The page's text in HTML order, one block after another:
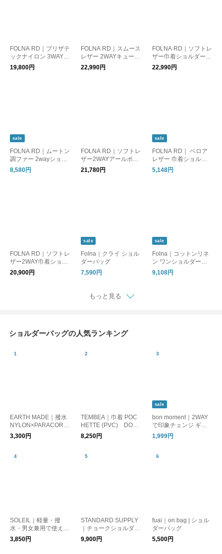
FOLNA RD｜ブリザテ
ックナイロン 3WAYシ
ョルダーバッグ
19,800円
FOLNA RD｜スムース
レザー 2WAYキューブ
ボストンバッグ
22,990円
FOLNA RD｜ソフトレ
ザー巾着ショルダーバ
ッグ
22,990円
sale
FOLNA RD｜ムートン
調ファー 2wayショル
ダーバッグ
8,580円
FOLNA RD｜ソフトレ
ザー2WAYアールボス
トンバッグ
21,780円
sale
FOLNA RD｜ ベロア
レザー 巾着ショルダ
ーバッグ
5,148円
FOLNA RD｜ソフトレ
ザー2WAY巾着ショル
ダーバッグ
20,900円
sale
Folna｜クライ ショル
ダーバッグ
7,590円
sale
Folna｜コットンリネ
ン ワンショルダーバ
ッグ Lサイズ
9,108円
もっと見る
ショルダーバッグの人気ランキング
EARTH MADE｜撥水
NYLON×PARACORD
KINCHAKU
3,300円
TEMBEA｜巾着 POC
HETTE (PVC) DOG-
1/ポシェット バッグ
犬
8,250円
sale
bon moment｜2WAY
で印象チェンジ ギャ
ザー ショルダーバッ
グ 撥水
1,999円
SOLEIL｜軽量・撥
水・男女兼用で使える
ライトリーショルダー
バッグ [ギフト]
3,850円
STANDARD SUPPLY
｜チョークショルダー
"SIMPLICITY " CHALK
SHOULDER スタンダ
9,900円
fuai｜on bag | ショル
ダーバッグ
5,500円